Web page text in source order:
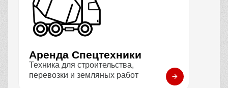
Аренда Спецтехники
Техника для строительства,
перевозки и земляных работ